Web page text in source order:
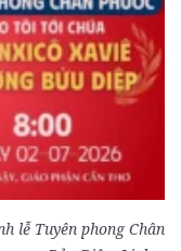
lễ Tuyên phong Chân